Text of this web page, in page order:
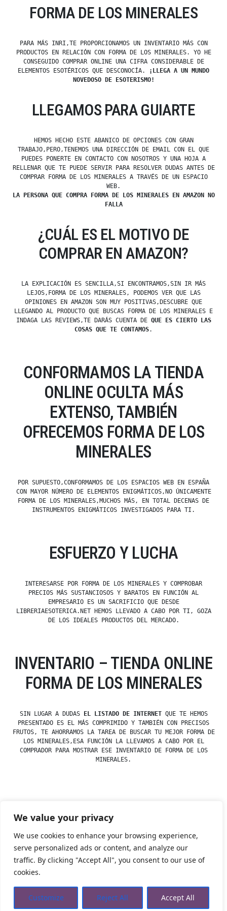
We value your privacy
We use cookies to enhance your browsing experience,
serve personalized ads or content, and analyze our
traffic. By clicking "Accept All", you consent to our use of
cookies.
Customize Reject All Accept All
FORMA DE LOS MINERALES
PARA MÁS INRI,TE PROPORCIONAMOS UN INVENTARIO MÁS CON
PRODUCTOS EN RELACIÓN CON FORMA DE LOS MINERALES. YO HE
CONSEGUIDO COMPRAR ONLINE UNA CIFRA CONSIDERABLE DE
ELEMENTOS ESOTÉRICOS QUE DESCONOCÍA.
¡LLEGA A UN MUNDO
NOVEDOSO DE ESOTERISMO!
LLEGAMOS PARA GUIARTE
HEMOS HECHO ESTE ABANICO DE OPCIONES CON GRAN
TRABAJO,PERO,TENEMOS UNA DIRECCIÓN DE EMAIL CON EL QUE
PUEDES PONERTE EN CONTACTO CON NOSOTROS Y UNA HOJA A
RELLENAR QUE TE PUEDE SERVIR PARA RESOLVER DUDAS ANTES DE
COMPRAR FORMA DE LOS MINERALES A TRAVÉS DE UN ESPACIO
WEB.
LA PERSONA QUE COMPRA FORMA DE LOS MINERALES EN AMAZON NO
FALLA
¿CUÁL ES EL MOTIVO DE
COMPRAR EN AMAZON?
LA EXPLICACIÓN ES SENCILLA,SI ENCONTRAMOS,SIN IR MÁS
LEJOS,FORMA DE LOS MINERALES, PODEMOS VER QUE LAS
OPINIONES EN AMAZON SON MUY POSITIVAS,DESCUBRE QUE
LLEGANDO AL PRODUCTO QUE BUSCAS FORMA DE LOS MINERALES E
INDAGA LAS REVIEWS,TE DARÁS CUENTA DE QUE ES CIERTO LAS
COSAS QUE TE CONTAMOS.
CONFORMAMOS LA TIENDA
ONLINE OCULTA MÁS
EXTENSO, TAMBIÉN
OFRECEMOS FORMA DE LOS
MINERALES
POR SUPUESTO,CONFORMAMOS DE LOS ESPACIOS WEB EN ESPAÑA
CON MAYOR NÚMERO DE ELEMENTOS ENIGMÁTICOS,NO ÚNICAMENTE
FORMA DE LOS MINERALES,MUCHOS MÁS, EN TOTAL DECENAS DE
INSTRUMENTOS ENIGMÁTICOS INVESTIGADOS PARA TI.
ESFUERZO Y LUCHA
INTERESARSE POR FORMA DE LOS MINERALES Y COMPROBAR
PRECIOS MÁS SUSTANCIOSOS Y BARATOS EN FUNCIÓN AL
EMPRESARIO ES UN SACRIFICIO QUE DESDE
LIBRERIAESOTERICA.NET HEMOS LLEVADO A CABO POR TI, GOZA
DE LOS IDEALES PRODUCTOS DEL MERCADO.
INVENTARIO – TIENDA ONLINE
FORMA DE LOS MINERALES
SIN LUGAR A DUDAS EL LISTADO DE INTERNETQUE TE HEMOS
PRESENTADO ES EL MÁS COMPRIMIDO Y TAMBIÉN CON PRECISOS
FRUTOS, TE AHORRAMOS LA TAREA DE BUSCAR TU MEJOR FORMA DE
LOS MINERALES,ESA FUNCIÓN LA LLEVAMOS A CABO POR EL
COMPRADOR PARA MOSTRAR ESE INVENTARIO DE FORMA DE LOS
MINERALES.
by
Posted
Minerales
Tienda Esotérica Online – Librería Esotérica,Proudly
powered by WordPress.
Privacidad
Aviso Legal Cookies Web